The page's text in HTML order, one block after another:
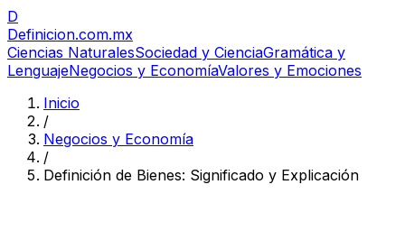
D
Definicion.com.mx
Ciencias NaturalesSociedad y CienciaGramática y
LenguajeNegocios y EconomíaValores y Emociones
Inicio
/
Negocios y Economía
/
Definición de Bienes: Significado y Explicación